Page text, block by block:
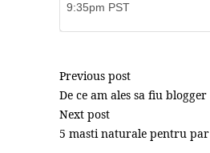
9:35pm PST
Previous post
De ce am ales sa fiu blogger
Next post
5 masti naturale pentru